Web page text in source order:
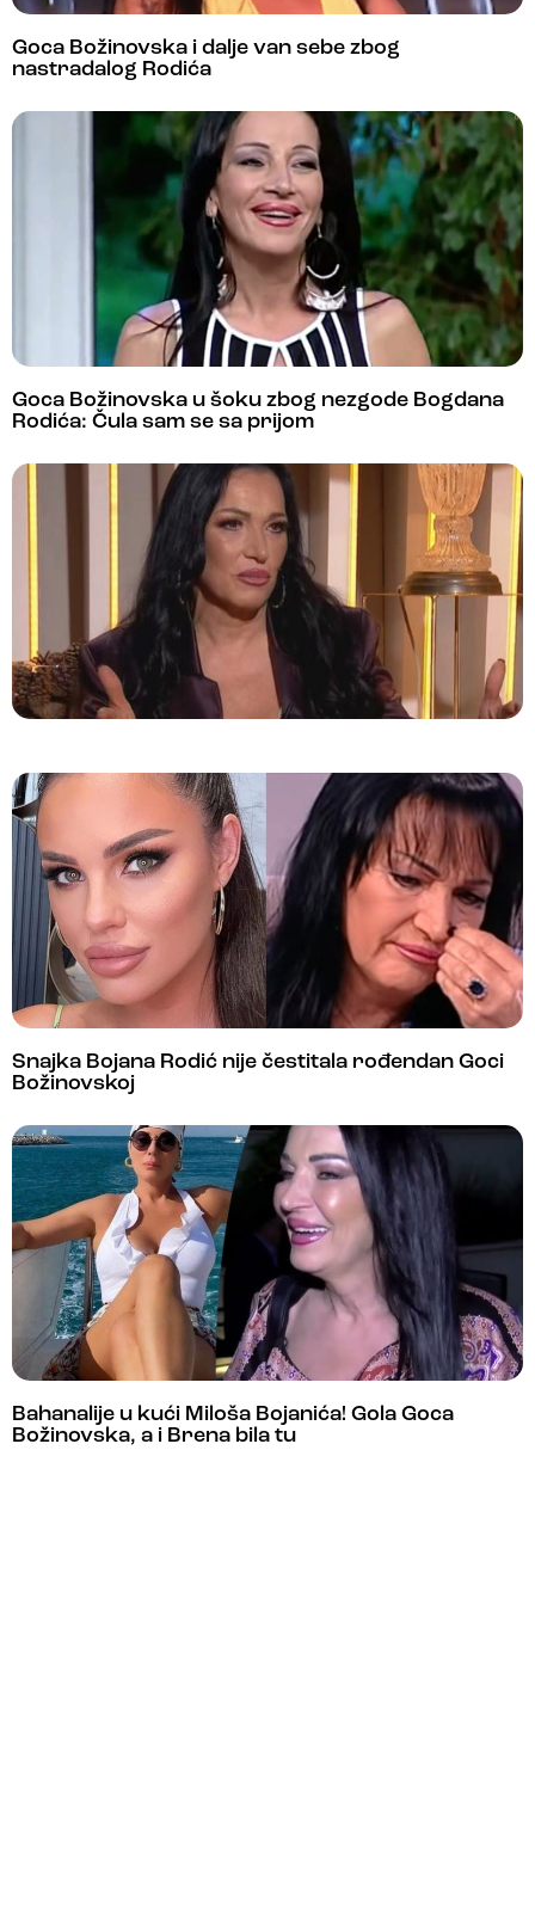
Goca Božinovska i dalje van sebe zbog
nastradalog Rodića
Goca Božinovska u šoku zbog nezgode Bogdana
Rodića: Čula sam se sa prijom
Snajka Bojana Rodić nije čestitala rođendan Goci
Božinovskoj
Bahanalije u kući Miloša Bojanića! Gola Goca
Božinovska, a i Brena bila tu